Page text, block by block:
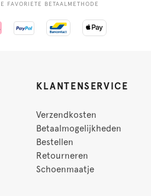
FAVORIETE BETAALMETHODE
KLANTENSERVICE
Verzendkosten
Betaalmogelijkheden
Bestellen
Retourneren
Schoenmaatje